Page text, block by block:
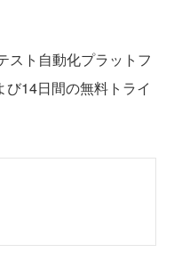
スト自動化プラットフ
14日間の無料トライ